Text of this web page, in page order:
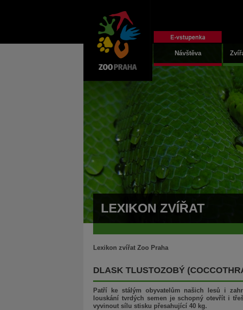
Návštěva
LEXIKON ZVÍŘAT
LEXIKON ZVÍŘAT
Lexikon zvířat Zoo Praha
DLASK TLUSTOZOBÝ
Patří ke stálým obyvatelům našich lesů i
louskání tvrdých semen je schopný otevřít i
vyvinout sílu stisku přesahující 40 kg.